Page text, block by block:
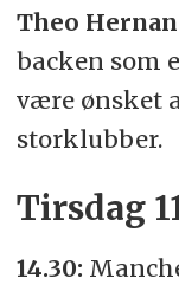
Theo
backen som
være ønsket
storklubber.
Tirsdag
14.30: